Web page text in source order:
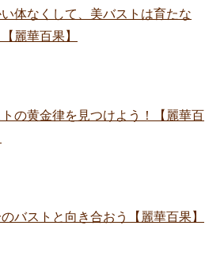
体なくして、美バストは育たな
麗華百果】
の黄金律を見つけよう！【麗華百
バストと向き合おう【麗華百果】